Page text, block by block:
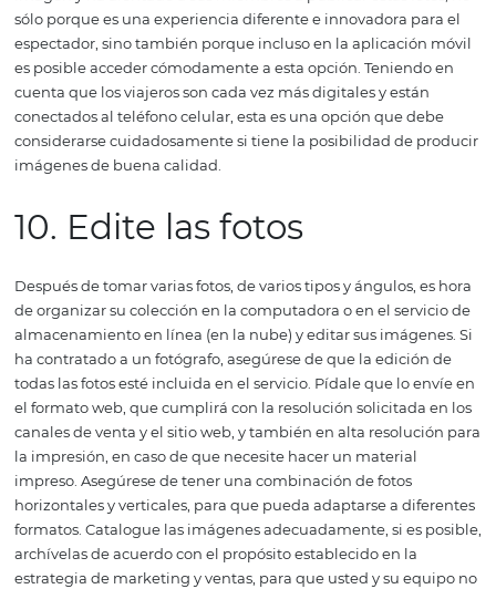
Un vestido de novia en una habitación, un anillo de
en la mesa de su restaurante, un libro abierto en el
una habitación, las familias que celebran en su hotel o
ayudan a crear valor para su marca y deleitar a los
emoción. También es importante considerar la
paquetes que atraigan al público al hotel. Cuando haya
establecer un departamento con los artículos ofrecidos
paquetes, para que tenga un buen banco de imágenes